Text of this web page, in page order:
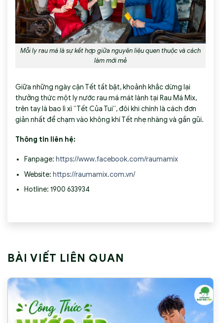
Mỗi ly rau má là sự kết hợp giữa nguyên liệu quen thuộc và cách
làm mới mẻ
Giữa những ngày cận Tết tất bật, khoảnh khắc dừng lại
thưởng thức một ly nước rau má mát lành tại Rau Má Mix,
trên tay là bao lì xì “Tết Của Tui”, đôi khi chính là cách đơn
giản nhất để chạm vào không khí Tết nhẹ nhàng và gần gũi.
Thông tin liên hệ:
Fanpage:https://www.facebook.com/raumamix
Website: https://raumamix.com.vn/
Hotline: 1900 633934
BÀI VIẾT LIÊN QUAN